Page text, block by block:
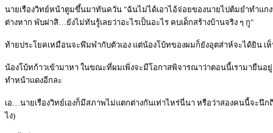
นายเรืองวิทย์หน้าตูมขึ้นมาทันควัน "ฉันไม่ได้เอาไอ้จ่อยของนายไปต้มยำทำแ
ต่างหาก พับผ่าสิ…ยังไม่ทันรู้เลยว่าอะไรเป็นอะไร คบเด็กสร้างบ้านจริง ๆ กู"
ท้ายประโยคเหมือนจะพึมพำกับตัวเอง แต่น้องโบ้ทของผมก็ยังอุตส่าห์จะได้ยิน
น้องโบ้ทก้าวเข้ามาหา ในขณะที่ผมเพิ่งจะมีโอกาสพิจารณาว่าตอนนี้เรามายืน
ทำหน้าแดงอีกละ
เอ…นายเรืองวิทย์เองก็มีสภาพไม่แตกต่างกันเท่าไหร่นี่นา หรือว่าสองคนนี้จะนึก
ไง)